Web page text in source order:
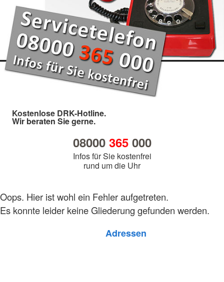
Kostenlose DRK-Hotline.
Wir beraten Sie gerne.
08000 365000
Infos für Sie kostenfrei
rund um die Uhr
Oops. Hier ist wohl ein Fehler aufgetreten.
Es konnte leider keine Gliederung gefunden werden.
Adressen